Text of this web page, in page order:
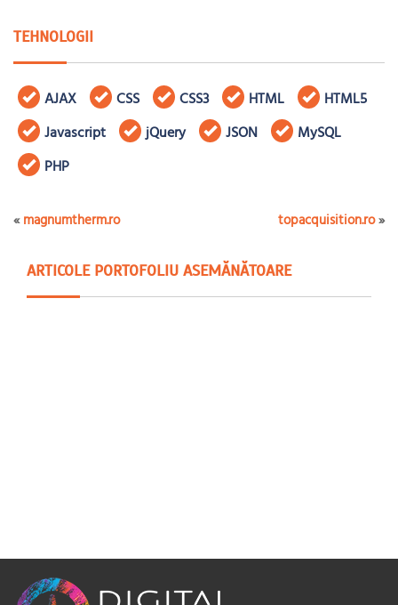
TEHNOLOGII
AJAX CSS CSS3 HTML
HTML5
Javascript
jQuery JSON
MySQL
PHP
«magnumtherm.ro topacquisition.ro»
ARTICOLE PORTOFOLIU ASEMĂNĂTOARE